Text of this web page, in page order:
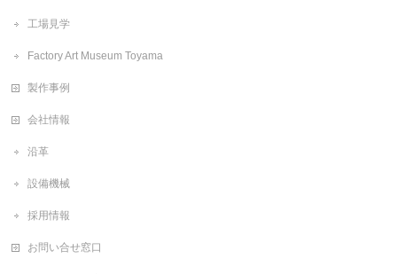
工場見学
Factory Art Museum Toyama
製作事例
会社情報
沿革
設備機械
採用情報
お問い合せ窓口